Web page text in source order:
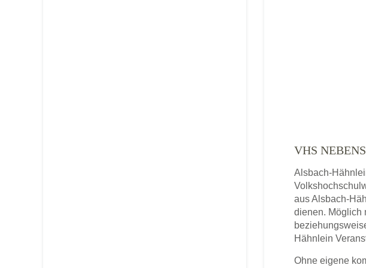
VHS
Alsbach-
aus Alsbach-
dienen. Möglich
Hähnlein
Ohne eigene